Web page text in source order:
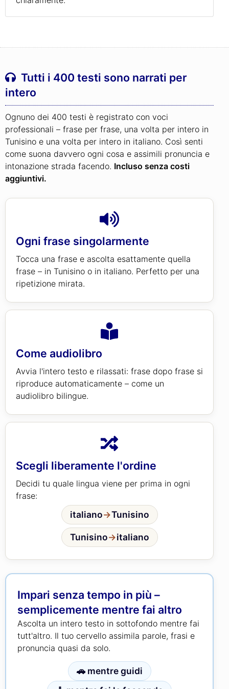
Tutti i 400 testi sono narrati per
intero
Ognuno dei 400 testi è registrato con voci
professionali – frase per frase, una volta per intero in
Tunisino e una volta per intero in italiano. Così senti
come suona davvero ogni cosa e assimili pronuncia e
intonazione strada facendo. Incluso senza costi
aggiuntivi.
Ogni frase singolarmente
Tocca una frase e ascolta esattamente quella
frase – in Tunisino o in italiano. Perfetto per una
ripetizione mirata.
Come audiolibro
Avvia l'intero testo e rilassati: frase dopo frase si
riproduce automaticamente – come un
audiolibro bilingue.
Scegli liberamente l'ordine
Decidi tu quale lingua viene per prima in ogni
frase:
italiano→Tunisino
Tunisino→italiano
Impari senza tempo in più –
semplicemente mentre fai altro
Ascolta un intero testo in sottofondo mentre fai
tutt'altro. Il tuo cervello assimila parole, frasi e
pronuncia quasi da solo.
🚗 mentre guidi